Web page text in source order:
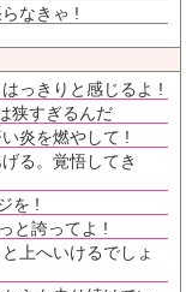
なきゃ !
っきりと感じるよ !
狭すぎるんだ
炎を燃やして !
る。覚悟してき
を !
と誇ってよ !
上へいけるでしょ